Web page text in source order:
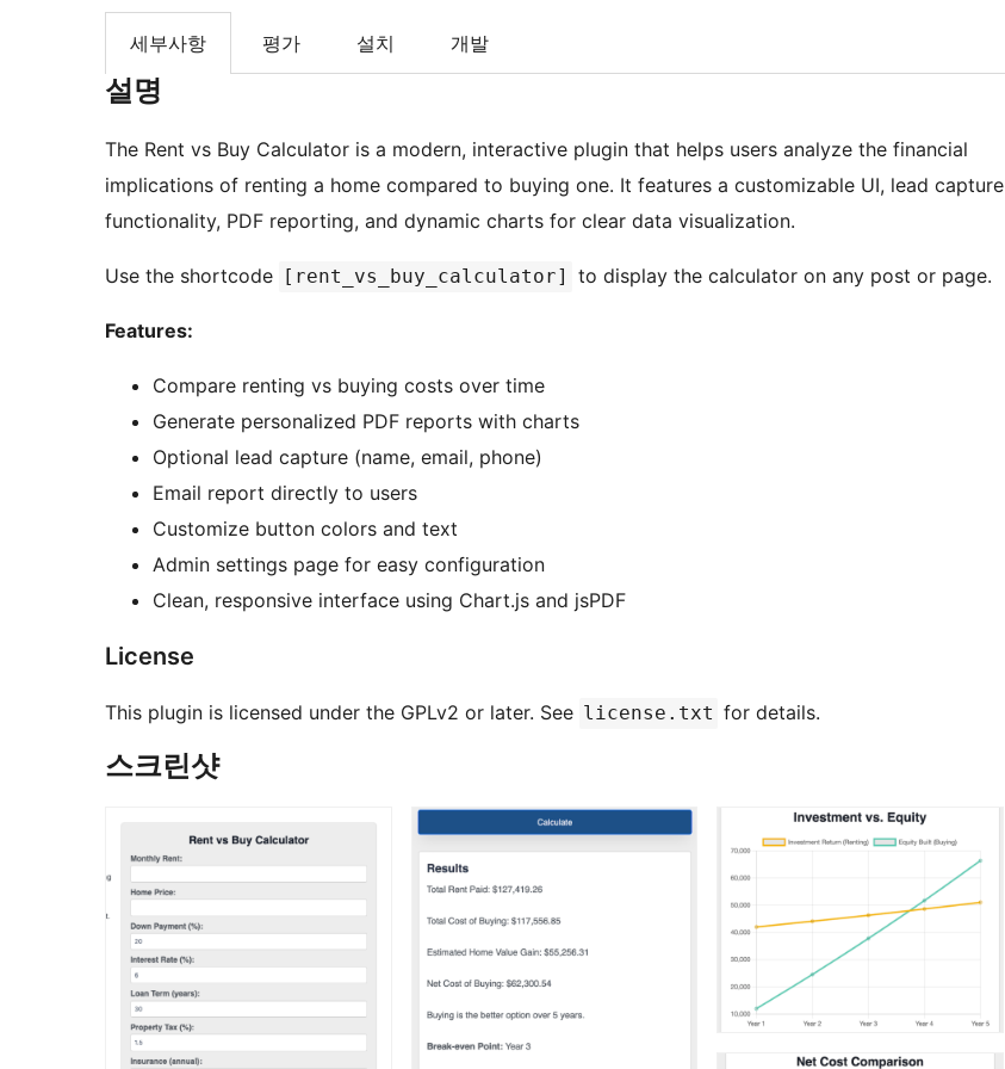
세부사항 평가 설치 개발
설명
The Rent vs Buy Calculator is a modern, interactive plugin that helps users analyze the financial
implications of renting a home compared to buying one. It features a customizable UI, lead capture
functionality, PDF reporting, and dynamic charts for clear data visualization.
Use the shortcode [rent_vs_buy_calculator] to display the calculator on any post or page.
Features:
Compare renting vs buying costs over time
Generate personalized PDF reports with charts
Optional lead capture (name, email, phone)
Email report directly to users
Customize button colors and text
Admin settings page for easy configuration
Clean, responsive interface using Chart.js and jsPDF
License
This plugin is licensed under the GPLv2 or later. See license.txt for details.
스크린샷